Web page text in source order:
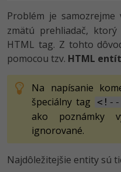
Problém je
zmätú prehliadač,
HTML tag. Z tohto
pomocou tzv. HTML entít
Na napísanie
špeciálny tag
ako poznámky
ignorované.
Najdôležitejšie entity sú